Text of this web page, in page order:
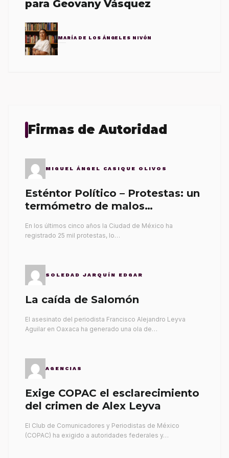
para Geovany Vásquez
MARÍA DE LOS ÁNGELES NIVÓN
Firmas de Autoridad
MIGUEL ÁNGEL CASIQUE OLIVOS
Esténtor Político – Protestas: un
termómetro de malos
En los últimos cinco años la Ciudad de México ha
registrado 25 mil protestas, lo…
SOLEDAD JARQUÍN EDGAR
La caída de Salomón
El asesinato del periodista Francisco Alejandro Leyva
Aguilar en Oaxaca ha generado una ola de…
AGENCIAS
Exige COPAC el esclarecimiento
del crimen de Alex Leyva
El Club de Comunicadores y Periodistas de México
(COPAC) ha exigido a autoridades federales y…